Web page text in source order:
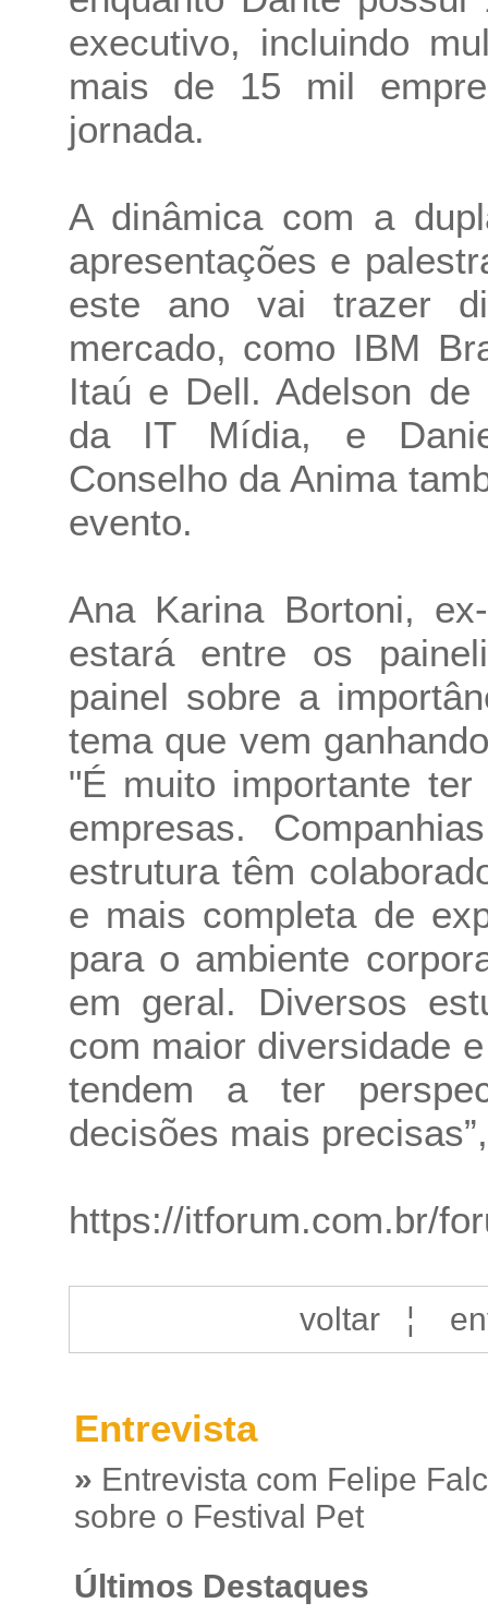
executivo, incluindo
mais de 15 mil
jornada.
A dinâmica com a
apresentações e
este ano vai trazer
mercado, como IBM
Itaú e Dell. Adelson de
da IT Mídia, e
Conselho da Anima
evento.
Ana Karina Bortoni,
estará entre os
painel sobre a
tema que vem
"É muito importante
empresas.
estrutura têm
e mais completa de
para o ambiente
em geral. Diversos
com maior diversidade
tendem a ter
decisões mais
https://itforum.com.br/
voltar¦
Entrevista
» Entrevista com Felipe
sobre o Festival Pet
Últimos Destaques